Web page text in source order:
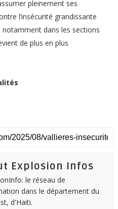
pleinement ses
l’insécurité grandissante
dans les sections
de plus en plus
Explosion Infos
le réseau de
dans le département du
d'Haiti.